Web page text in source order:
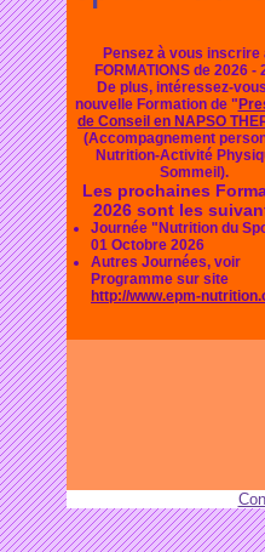
Pensez à vous inscrire
FORMATIONS de 2026 -
De plus, intéressez-
nouvelle Formation de "
de Conseil en NAPSO
(Accompagnement
Nutrition-Activité
Sommeil).
Les prochaines
2026 sont les
Journée "Nutrition du
01 Octobre 2026
Autres Journées, voir
Programme sur site
http://www.epm-